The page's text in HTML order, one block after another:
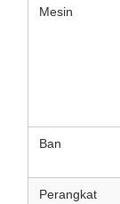
Mesin
Ban
Perangkat